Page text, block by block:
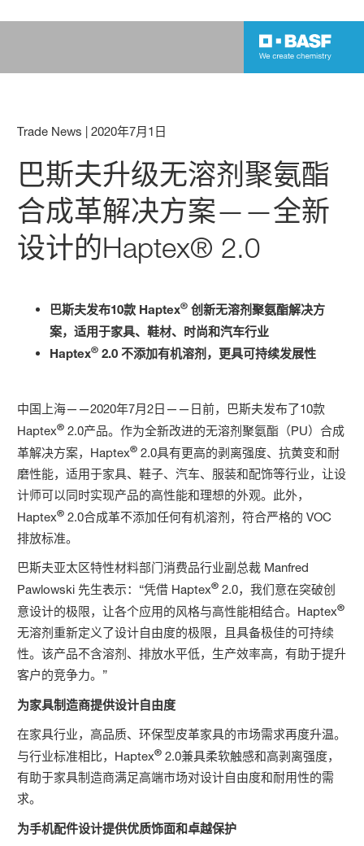
Trade News |2020年7月1日
巴斯夫升级无溶剂聚氨酯
合成革解决方案——全新
设计的Haptex® 2.0
巴斯夫发布10款 Haptex® 创新无溶剂聚氨酯解决方
案，适用于家具、鞋材、时尚和汽车行业
Haptex® 2.0 不添加有机溶剂，更具可持续发展性
中国上海——2020年7月2日——日前，巴斯夫发布了10款
Haptex® 2.0产品。作为全新改进的无溶剂聚氨酯（PU）合成
革解决方案，Haptex® 2.0具有更高的剥离强度、抗黄变和耐
磨性能，适用于家具、鞋子、汽车、服装和配饰等行业，让设
计师可以同时实现产品的高性能和理想的外观。此外，
Haptex® 2.0合成革不添加任何有机溶剂，符合严格的 VOC
排放标准。
巴斯夫亚太区特性材料部门消费品行业副总裁 Manfred
Pawlowski 先生表示：“凭借 Haptex® 2.0，我们意在突破创
意设计的极限，让各个应用的风格与高性能相结合。Haptex®
无溶剂重新定义了设计自由度的极限，且具备极佳的可持续
性。该产品不含溶剂、排放水平低，生产效率高，有助于提升
客户的竞争力。”
为家具制造商提供设计自由度
在家具行业，高品质、环保型皮革家具的市场需求再度升温。
与行业标准相比，Haptex® 2.0兼具柔软触感和高剥离强度，
有助于家具制造商满足高端市场对设计自由度和耐用性的需
求。
为手机配件设计提供优质饰面和卓越保护